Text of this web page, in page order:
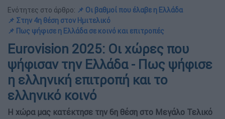
Ενότητες στο άρθρο: 📌 Οι βαθμοί που έλαβε η Ελλάδα
📌 Στην 4η θέση στον Ημιτελικό
📌 Πως ψήφισε η Ελλάδα σε κοινό και επιτροπές
Eurovision 2025: Οι χώρες που
ψήφισαν την Ελλάδα - Πως ψήφισε
η ελληνική επιτροπή και το
ελληνικό κοινό
Η χώρα μας κατέκτησε την 6η θέση στο Μεγάλο Τελικό